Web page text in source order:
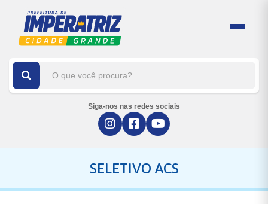
Siga-nos nas redes sociais
SELETIVO ACS